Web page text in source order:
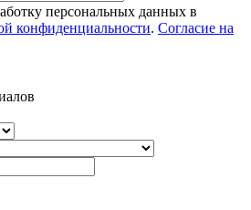
персональных данных в
конфиденциальности. Согласие на